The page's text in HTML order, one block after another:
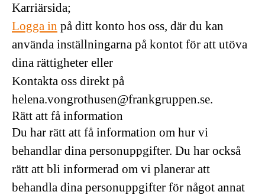
Karriärsida;
Logga in på ditt konto hos oss, där du kan
använda inställningarna på kontot för att utöva
dina rättigheter eller
Kontakta oss direkt på
helena.vongrothusen@frankgruppen.se.
Rätt att få information
Du har rätt att få information om hur vi
behandlar dina personuppgifter. Du har också
rätt att bli informerad om vi planerar att
behandla dina personuppgifter för något annat